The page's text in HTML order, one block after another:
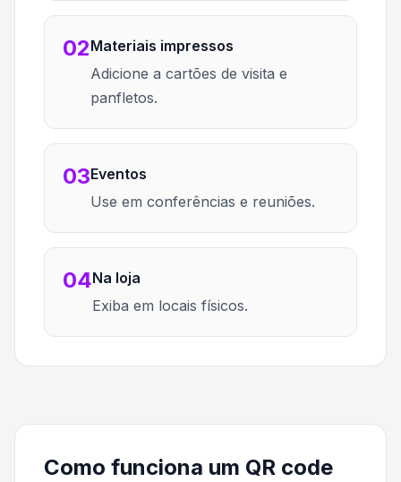
02Materiais impressos
Adicione a cartões de visita e
panfletos.
03Eventos
Use em conferências e reuniões.
04Na loja
Exiba em locais físicos.
Como funciona um QR code